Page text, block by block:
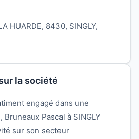
HUARDE, 8430, SINGLY,
la société
engagé dans une
Pascal à SINGLY
sur son secteur